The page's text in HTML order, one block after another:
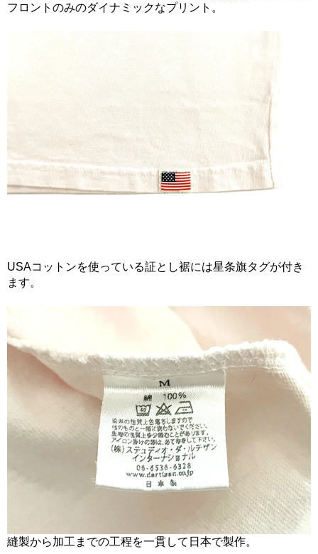
フロントのみのダイナミックなプリント。
USAコットンを使っている証とし裾には星条旗タグが付き
ます。
縫製から加工までの工程を一貫して日本で製作。